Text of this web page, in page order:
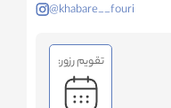
@khabare__fouri
تقویم رزور: